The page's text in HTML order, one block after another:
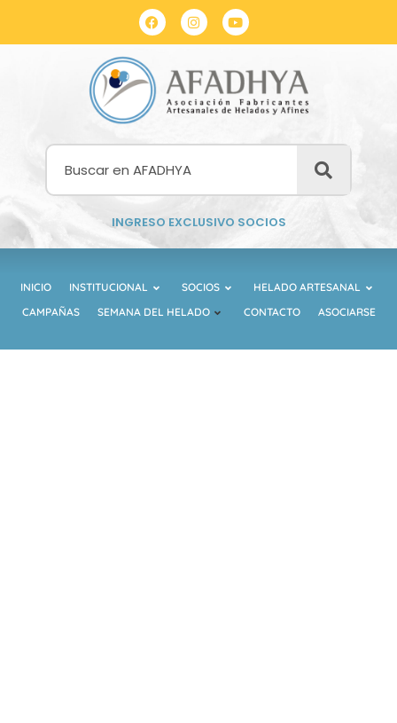
INGRESO EXCLUSIVO SOCIOS
INICIO INSTITUCIONAL SOCIOS
HELADO ARTESANAL
CAMPAÑAS
SEMANA DEL HELADO CONTACTO ASOCIARSE